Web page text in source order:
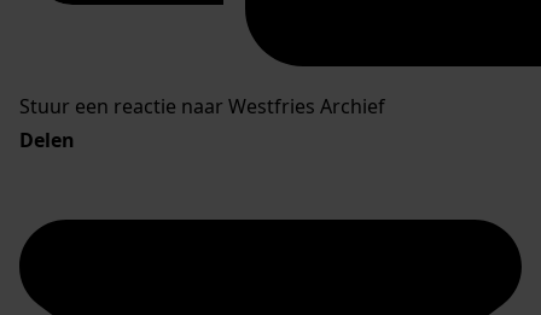
Stuur een reactie naar Westfries Archief
Delen